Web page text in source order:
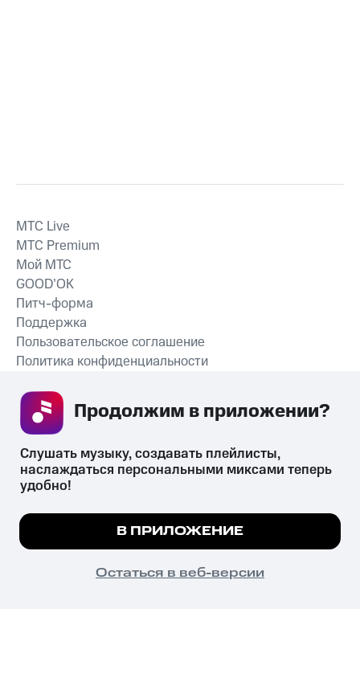
СКАЧАТЬ ПРИЛОЖЕНИЕ
MTС Live
MTС Premium
Мой МТС
GOOD’OK
Питч-форма
Поддержка
Пользовательское соглашение
Политика конфиденциальности
психотропных веществ, их аналогов причиняет вред здоровью,
их незаконный оборот запрещён и влечёт установленную
законодательством ответственность.
© 2026 ООО «КИОН».
Все права защищены
Мы используем куки, чтобы на сайте все
Подробнее
ПОНЯТНО
Слушать музыку, создавать плейлисты,
наслаждаться персональными миксами теперь
удобно!
В ПРИЛОЖЕНИЕ
Остаться в веб-версии